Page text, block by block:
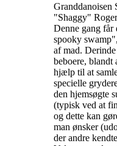
"Shaggy"
Denne gang
spooky
af mad.
beboere, blandt
hjælp til at
specielle
den hjemsøgte
(typisk ved at
og dette kan
man ønsker
der andre